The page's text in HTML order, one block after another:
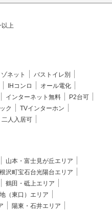
以上
ゾネット
バストイレ別
IHコンロ
オール電化
インターネット無料
P2台可
ク
TVインターホン
二人入居可
山本・富士見が丘エリア
沢町宝石台光陽台エリア
鶴田・砥上エリア
（東口）エリア
陽東・石井エリア